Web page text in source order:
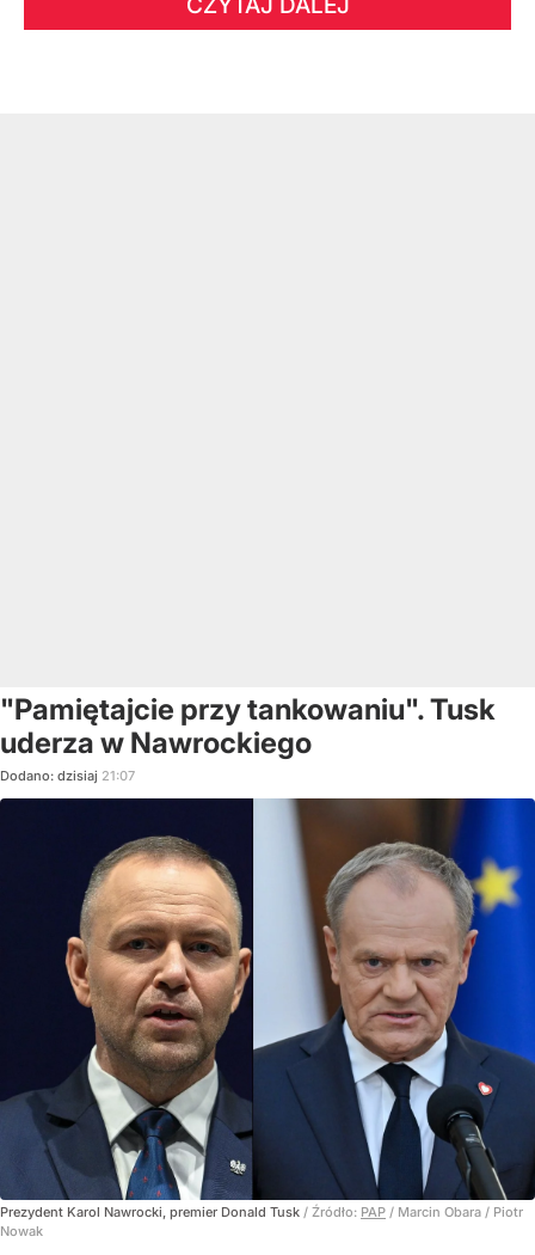
"Pamiętajcie przy tankowaniu". Tusk
uderza w Nawrockiego
Dodano: dzisiaj 21:07
Prezydent Karol Nawrocki, premier Donald Tusk / Źródło: PAP / Marcin Obara / Piotr
Nowak